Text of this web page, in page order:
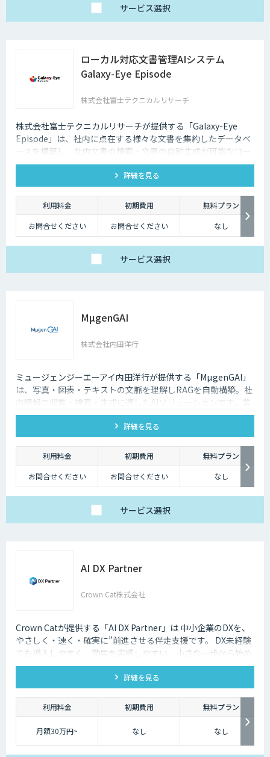
サービス選択
ローカル対応文書管理AIシステム
Galaxy-Eye Episode
株式会社富士テクニカルリサーチ
株式会社富士テクニカルリサーチが提供する「Galaxy-Eye
Episode」は、社内に点在する様々な文書を集約したデータベ
ースを構築し、社内文書の検索・文書の自動生成が可能なロー
カル対応文書管理AIシステムです。
詳細を見る
利用料金 初期費用
無料プラン
お問合せください
お問合せください なし
サービス選択
MµgenGAI
株式会社内田洋行
ミュージェンジーエーアイ内田洋行が提供する「MµgenGAI」
は、写真・図表・テキストの文脈を理解しRAGを自動構築。社
内情報の収集・検索・生成に適したAIソリューションです。業
種を問わず業務効率とナレッジ活用を支援します。
詳細を見る
利用料金 初期費用
無料プラン
お問合せください
お問合せください なし
サービス選択
AI DX Partner
Crown Cat株式会社
Crown Catが提供する「AI DX Partner」は 中小企業のDXを、
やさしく・速く・確実に”前進させる伴走支援です。 DX未経験
でも導入しやすく、効果を実感しやすい、小さな一歩から始め
るDX支援サービスです。 AI DX Partnerは、大手企業のDX支援
で培ったノウハウをベースに、 地方・中小企業のための“現実
的なDX”を設計・実装・運用まで一貫して支援いたします。 私
たちは、コンサル×開発×AIの力で、現場に寄り添った 『ちょ
うどいいDX』を実現します。
詳細を見る
利用料金 初期費用 無料プラン
月額30万円~ なし なし